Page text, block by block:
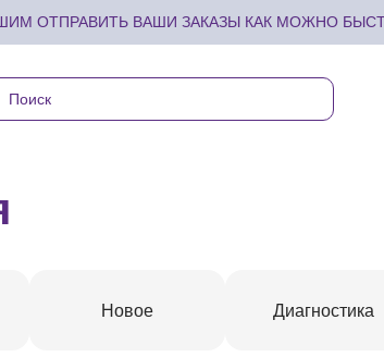
ОТПРАВИТЬ ВАШИ ЗАКАЗЫ КАК МОЖНО
Новое Диагностика